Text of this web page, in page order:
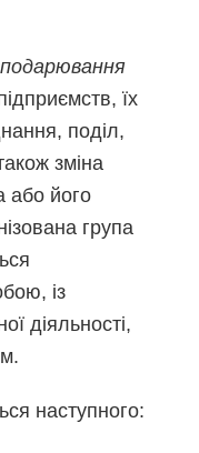
їх
поділ,
зміна
або його
група
із
діяльності,
наступного: